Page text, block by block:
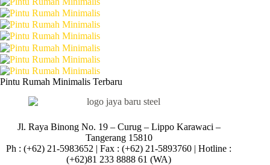
Pintu Rumah Minimalis Terbaru
Jl. Raya Binong No. 19 – Curug – Lippo Karawaci –
Tangerang 15810
Ph : (+62) 21-5983652 | Fax : (+62) 21-5893760 | Hotline :
(+62)81 233 8888 61 (WA)